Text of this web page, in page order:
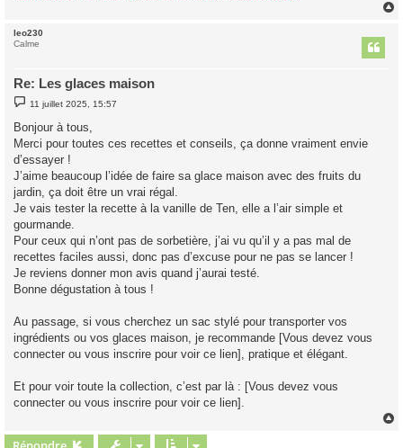
leo230
Calme
Re: Les glaces maison
M
e
s
a
e
11 juillet 2025, 15:57
Bonjour à tous,
Merci pour toutes ces recettes et conseils, ça donne vraiment envie
d’essayer !
J’aime beaucoup l’idée de faire sa glace maison avec des fruits du
jardin, ça doit être un vrai régal.
Je vais tester la recette à la vanille de Ten, elle a l’air simple et
gourmande.
Pour ceux qui n’ont pas de sorbetière, j’ai vu qu’il y a pas mal de
recettes faciles aussi, donc pas d’excuse pour ne pas se lancer !
Je reviens donner mon avis quand j’aurai testé.
Bonne dégustation à tous !
Au passage, si vous cherchez un sac stylé pour transporter vos
ingrédients ou vos glaces maison, je recommande [Vous devez vous
connecter ou vous inscrire pour voir ce lien], pratique et élégant.
Et pour voir toute la collection, c’est par là : [Vous devez vous
connecter ou vous inscrire pour voir ce lien].